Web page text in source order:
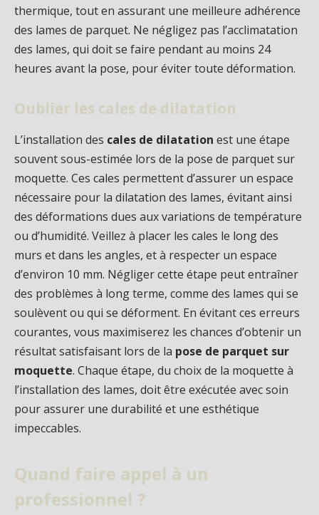
thermique, tout en assurant une meilleure adhérence
des lames de parquet. Ne négligez pas l’acclimatation
des lames, qui doit se faire pendant au moins 24
heures avant la pose, pour éviter toute déformation.
Oublier les cales de dilatation
L’installation des cales de dilatation est une étape
souvent sous-estimée lors de la pose de parquet sur
moquette. Ces cales permettent d’assurer un espace
nécessaire pour la dilatation des lames, évitant ainsi
des déformations dues aux variations de température
ou d’humidité. Veillez à placer les cales le long des
murs et dans les angles, et à respecter un espace
d’environ 10 mm. Négliger cette étape peut entraîner
des problèmes à long terme, comme des lames qui se
soulèvent ou qui se déforment. En évitant ces erreurs
courantes, vous maximiserez les chances d’obtenir un
résultat satisfaisant lors de la pose de parquet sur
moquette. Chaque étape, du choix de la moquette à
l’installation des lames, doit être exécutée avec soin
pour assurer une durabilité et une esthétique
impeccables.
Quand faire appel à un
professionnel ?